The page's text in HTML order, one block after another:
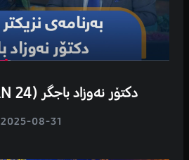
دکتۆر نەوزاد باجگر (KURDISTAN 24)
2025-08-31